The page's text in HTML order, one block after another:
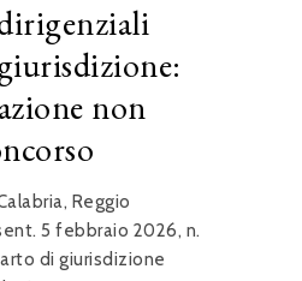
non
Reggio
5 febbraio 2026, n.
di giurisdizione